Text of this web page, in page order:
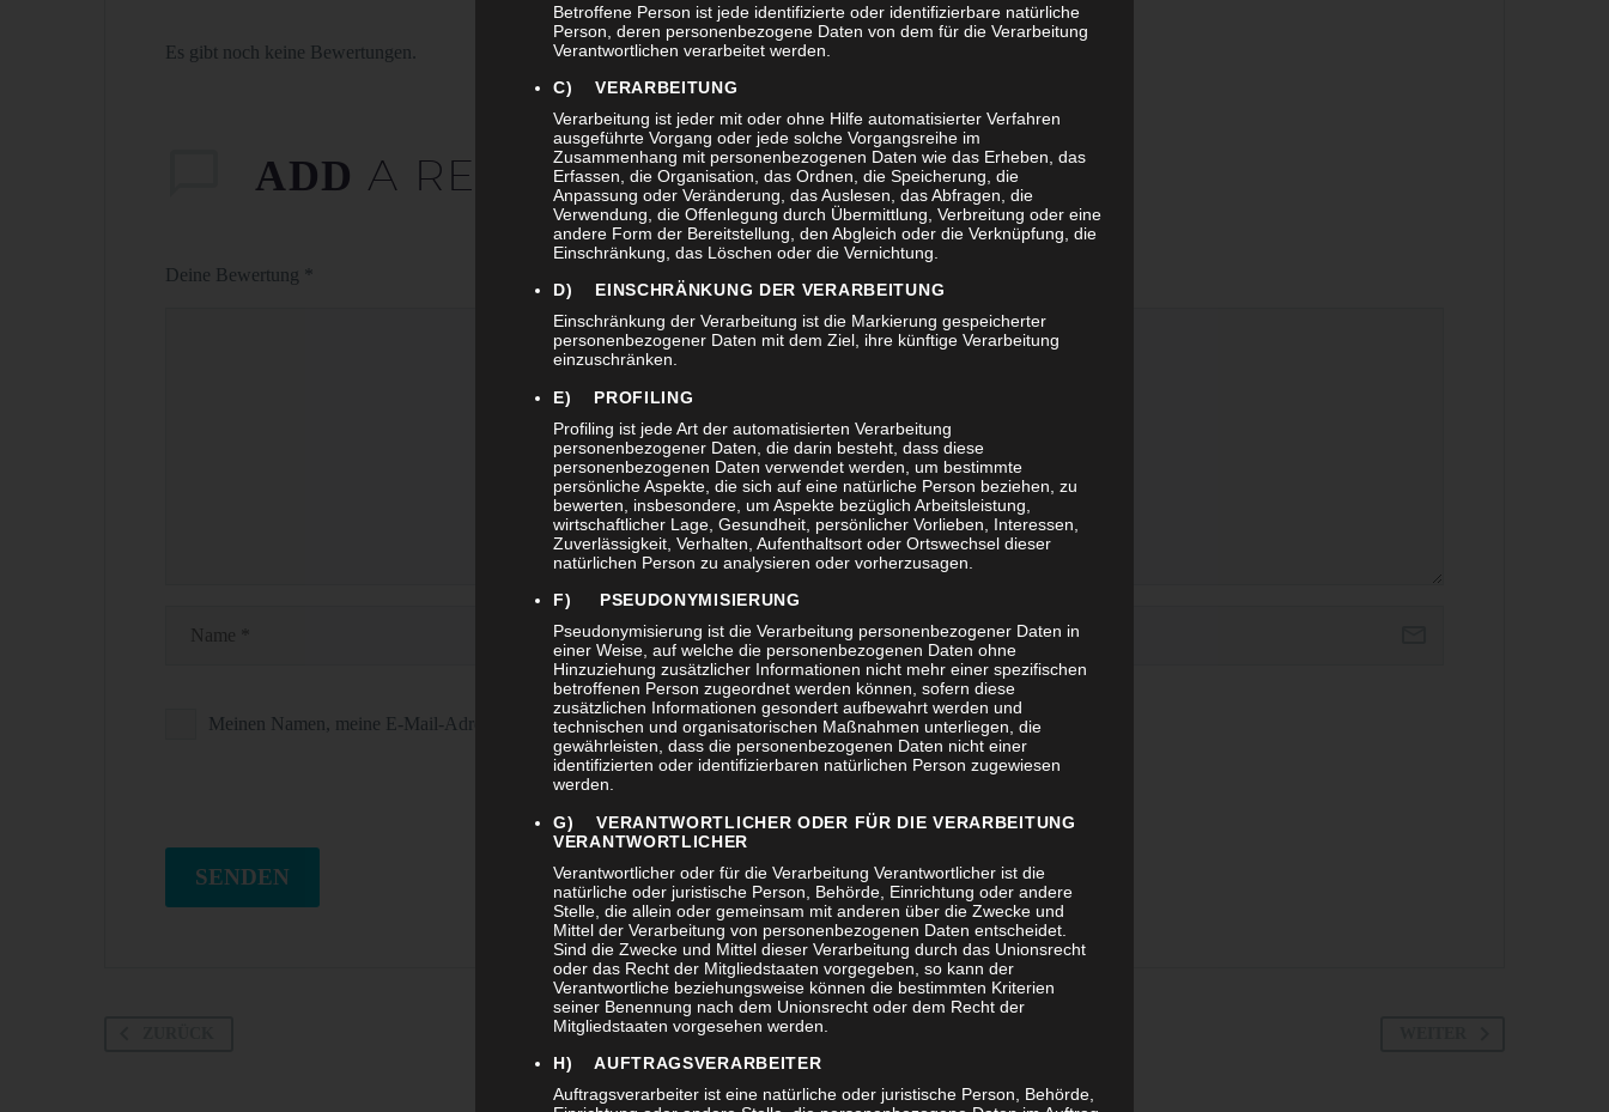
Es gibt noch keine Bewertungen.
ADD A REVIEW
Deine Bewertung *
Meinen Namen, meine E-Mail-Adresse und meine Website in diesem Browser speichern, bis ich wieder kommentiere.
SENDEN
Betroffene Person ist jede identifizierte oder identifizierbare natürliche
Person, deren personenbezogene Daten von dem für die Verarbeitung
Verantwortlichen verarbeitet werden.
C) VERARBEITUNG
Verarbeitung ist jeder mit oder ohne Hilfe automatisierter Verfahren
ausgeführte Vorgang oder jede solche Vorgangsreihe im
Zusammenhang mit personenbezogenen Daten wie das Erheben, das
Erfassen, die Organisation, das Ordnen, die Speicherung, die
Anpassung oder Veränderung, das Auslesen, das Abfragen, die
Verwendung, die Offenlegung durch Übermittlung, Verbreitung oder eine
andere Form der Bereitstellung, den Abgleich oder die Verknüpfung, die
Einschränkung, das Löschen oder die Vernichtung.
D) EINSCHRÄNKUNG DER VERARBEITUNG
Einschränkung der Verarbeitung ist die Markierung gespeicherter
personenbezogener Daten mit dem Ziel, ihre künftige Verarbeitung
einzuschränken.
E) PROFILING
Profiling ist jede Art der automatisierten Verarbeitung
personenbezogener Daten, die darin besteht, dass diese
personenbezogenen Daten verwendet werden, um bestimmte
persönliche Aspekte, die sich auf eine natürliche Person beziehen, zu
bewerten, insbesondere, um Aspekte bezüglich Arbeitsleistung,
wirtschaftlicher Lage, Gesundheit, persönlicher Vorlieben, Interessen,
Zuverlässigkeit, Verhalten, Aufenthaltsort oder Ortswechsel dieser
natürlichen Person zu analysieren oder vorherzusagen.
F) PSEUDONYMISIERUNG
Pseudonymisierung ist die Verarbeitung personenbezogener Daten in
einer Weise, auf welche die personenbezogenen Daten ohne
Hinzuziehung zusätzlicher Informationen nicht mehr einer spezifischen
betroffenen Person zugeordnet werden können, sofern diese
zusätzlichen Informationen gesondert aufbewahrt werden und
technischen und organisatorischen Maßnahmen unterliegen, die
gewährleisten, dass die personenbezogenen Daten nicht einer
identifizierten oder identifizierbaren natürlichen Person zugewiesen
werden.
G) VERANTWORTLICHER ODER FÜR DIE VERARBEITUNG
VERANTWORTLICHER
Verantwortlicher oder für die Verarbeitung Verantwortlicher ist die
natürliche oder juristische Person, Behörde, Einrichtung oder andere
Stelle, die allein oder gemeinsam mit anderen über die Zwecke und
Mittel der Verarbeitung von personenbezogenen Daten entscheidet.
Sind die Zwecke und Mittel dieser Verarbeitung durch das Unionsrecht
oder das Recht der Mitgliedstaaten vorgegeben, so kann der
Verantwortliche beziehungsweise können die bestimmten Kriterien
seiner Benennung nach dem Unionsrecht oder dem Recht der
Mitgliedstaaten vorgesehen werden.
H) AUFTRAGSVERARBEITER
Auftragsverarbeiter ist eine natürliche oder juristische Person, Behörde,